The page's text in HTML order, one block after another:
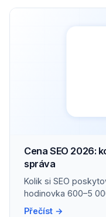
Cena SEO 2026:
správa
Kolik si SEO
hodinovka 600–5
správa malého
Přečíst →